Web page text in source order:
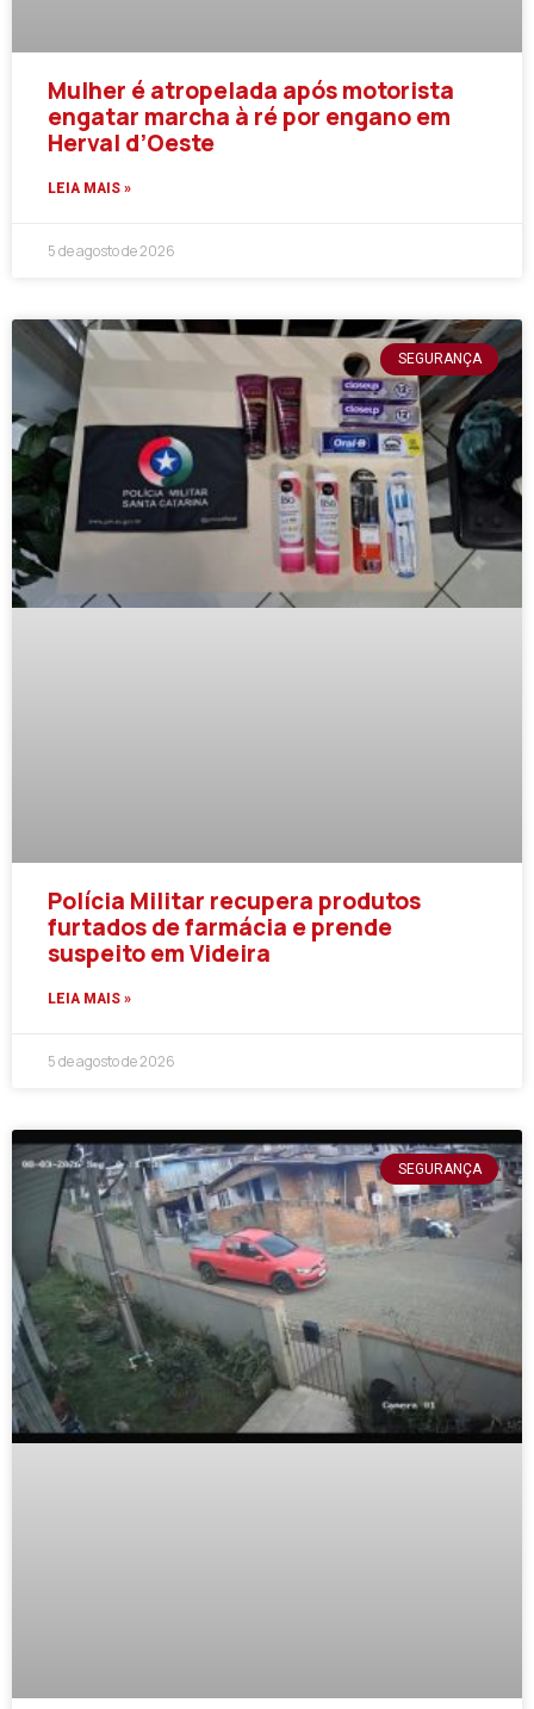
Mulher é atropelada após motorista
engatar marcha à ré por engano em
Herval d’Oeste
LEIA MAIS »
5 de agosto de 2026
SEGURANÇA
Polícia Militar recupera produtos
furtados de farmácia e prende
suspeito em Videira
LEIA MAIS »
5 de agosto de 2026
SEGURANÇA